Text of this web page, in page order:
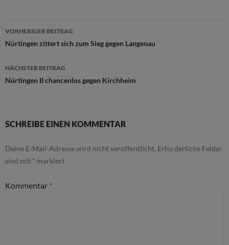
Beitragsnavigation
VORHERIGER BEITRAG
Nürtingen zittert sich zum Sieg gegen Langenau
NÄCHSTER BEITRAG
Nürtingen II chancenlos gegen Kirchheim
SCHREIBE EINEN KOMMENTAR
Deine E-Mail-Adresse wird nicht veröffentlicht. Erforderliche Felder
sind mit * markiert
Kommentar *